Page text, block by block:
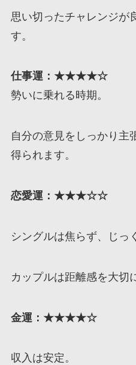
思い切ったチャレンジが
す。
仕事運：★★★★☆
勢いに乗れる時期。
自分の意見をしっかり主
得られます。
恋愛運：★★★☆☆
シングルは焦らず、じっ
カップルは距離感を大切
金運：★★★★☆
収入は安定。